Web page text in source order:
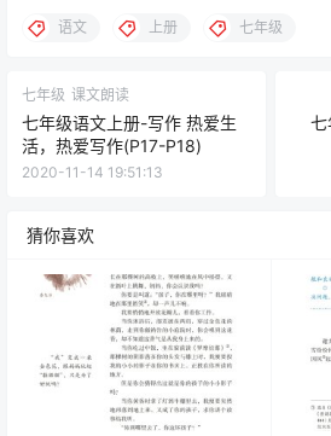
语文 上册 七年级
七年级 课文朗读
七年级语文上册-写作 热爱生
活，热爱写作(P17-P18)
2020-11-14 19:51:13
七
猜你喜欢